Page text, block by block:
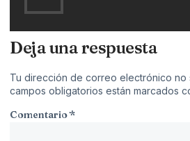
Deja una respuesta
Tu dirección de correo electrónico no
campos obligatorios están marcados
Comentario*